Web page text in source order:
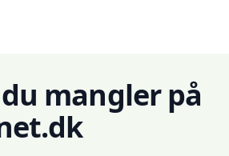
mangler på